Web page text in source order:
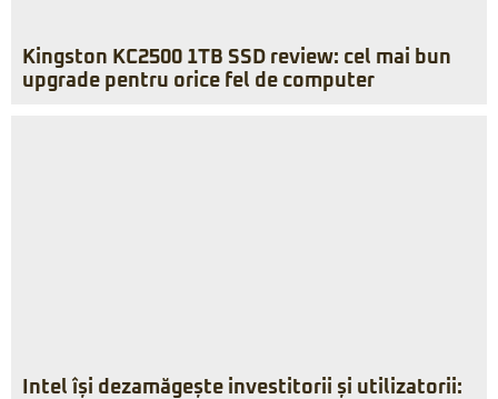
Kingston KC2500 1TB SSD review: cel mai bun
upgrade pentru orice fel de computer
Intel își dezamăgește investitorii și utilizatorii: